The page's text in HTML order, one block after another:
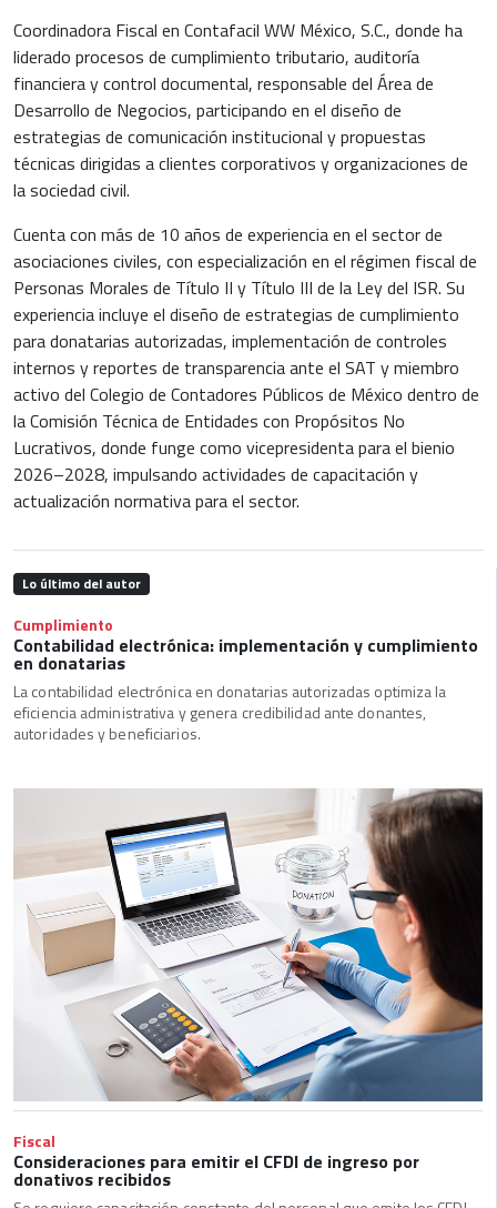
Coordinadora Fiscal en Contafacil WW México, S.C., donde ha
liderado procesos de cumplimiento tributario, auditoría
financiera y control documental, responsable del Área de
Desarrollo de Negocios, participando en el diseño de
estrategias de comunicación institucional y propuestas
técnicas dirigidas a clientes corporativos y organizaciones de
la sociedad civil.
Cuenta con más de 10 años de experiencia en el sector de
asociaciones civiles, con especialización en el régimen fiscal de
Personas Morales de Título II y Título III de la Ley del ISR. Su
experiencia incluye el diseño de estrategias de cumplimiento
para donatarias autorizadas, implementación de controles
internos y reportes de transparencia ante el SAT y miembro
activo del Colegio de Contadores Públicos de México dentro de
la Comisión Técnica de Entidades con Propósitos No
Lucrativos, donde funge como vicepresidenta para el bienio
2026–2028, impulsando actividades de capacitación y
actualización normativa para el sector.
Lo último del autor
Cumplimiento
Contabilidad electrónica: implementación y cumplimiento
en donatarias
La contabilidad electrónica en donatarias autorizadas optimiza la
eficiencia administrativa y genera credibilidad ante donantes,
autoridades y beneficiarios.
Fiscal
Consideraciones para emitir el CFDI de ingreso por
donativos recibidos